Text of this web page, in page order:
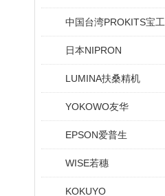
中国台湾PROKITS宝工
日本NIPRON
LUMINA扶桑精机
YOKOWO友华
EPSON爱普生
WISE若穗
KOKUYO